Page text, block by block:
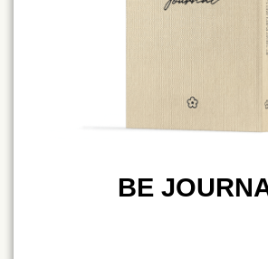
BE